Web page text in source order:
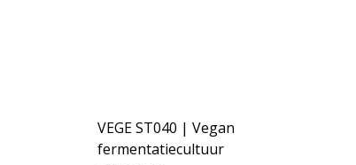
VEGE ST040 | Vegan
fermentatiecultuur